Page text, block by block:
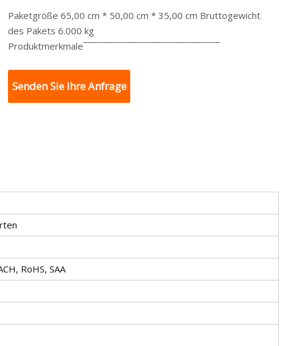
Paketgröße 65,00 cm * 50,00 cm * 35,00 cm Bruttogewicht
des Pakets 6.000 kg
Produktmerkmale¯¯¯¯¯¯¯¯¯¯¯¯¯¯¯¯¯¯¯¯¯¯¯¯¯¯¯¯
Senden Sie Ihre Anfrage
RoHS, SAA